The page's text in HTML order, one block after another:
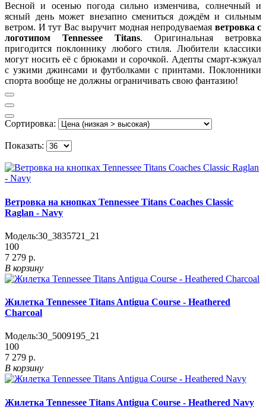
Весной и осенью погода сильно изменчива, солнечный и
ясный день может внезапно смениться дождём и сильным
ветром. И тут Вас выручит модная непродуваемая ветровка с
логотипом Tennessee Titans. Оригинальная ветровка
пригодится поклоннику любого стиля. Любители классики
могут носить её с брюками и сорочкой. Адепты смарт-кэжуал
с узкими джинсами и футболками с принтами. Поклонники
спорта вообще не должны ограничивать свою фантазию!
Сортировка:
Показать:
Ветровка на кнопках Tennessee Titans Coaches Classic
Raglan - Navy
Модель:30_3835721_21
100
7 279 р.
В корзину
Жилетка Tennessee Titans Antigua Course - Heathered
Charcoal
Модель:30_5009195_21
100
7 279 р.
В корзину
Жилетка Tennessee Titans Antigua Course - Heathered Navy